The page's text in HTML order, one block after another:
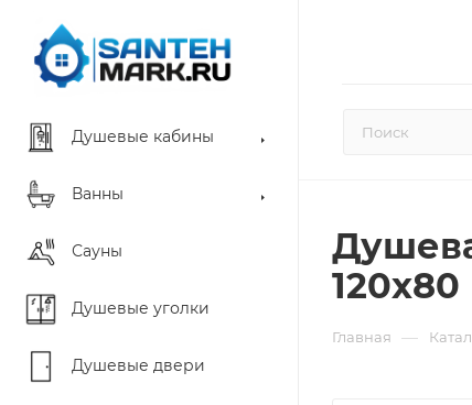
Душевые кабины
Ванны
Сауны
Душевые уголки
Душевые двери
120х80
Главная —